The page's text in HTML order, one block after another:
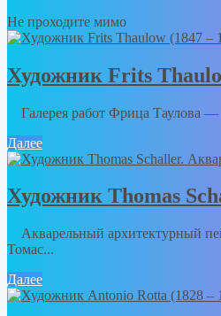
Не проходите мимо
Художник Frits
Галерея работ Фрица Таулова —
Далее
Художник Thomas
Акварельный архитектурный
Томас...
Далее